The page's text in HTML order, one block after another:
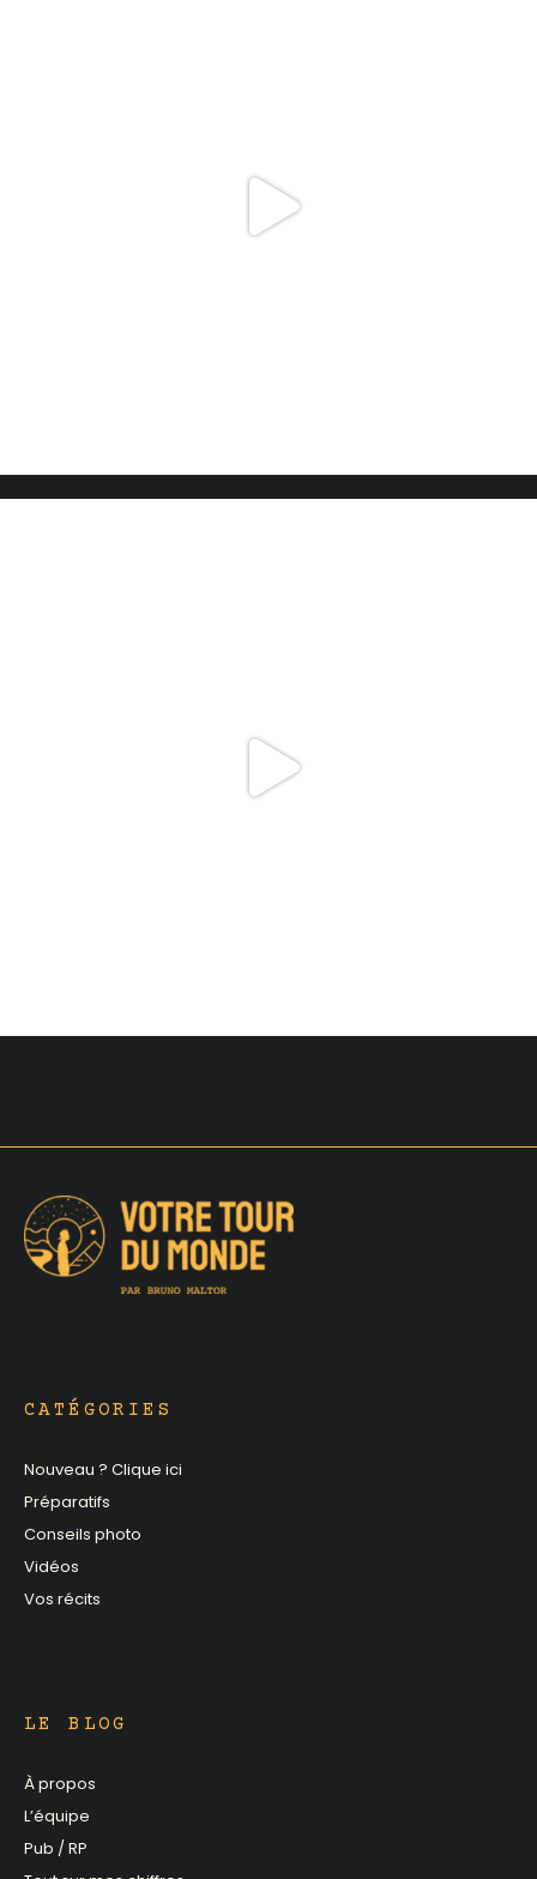
CATÉGORIES
Nouveau ? Clique ici
Préparatifs
Conseils photo
Vidéos
Vos récits
LE BLOG
À propos
L’équipe
Pub / RP